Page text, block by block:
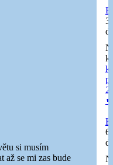
si musím
až se mi zas bude
3
6